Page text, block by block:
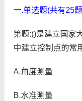
一.单选题(共有25
第题:()是建立国家
中建立控制点的常
A.角度测量
B.水准测量